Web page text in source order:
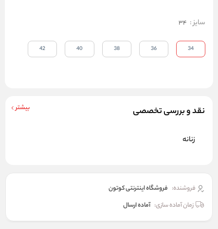
نقد و بررسی تخصصی بیشتر
زنانه
فروشنده: فروشگاه اینترنتی کوتون
زمان آماده سازی: آماده ارسال
سایز:
34
34
36
38
40
42